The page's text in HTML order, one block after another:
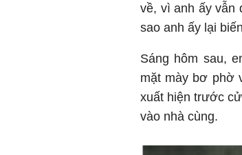
về, vì anh ấy vẫn
sao anh ấy lại
Sáng hôm sau,
mặt mày bơ phờ
xuất hiện trước
vào nhà cùng.